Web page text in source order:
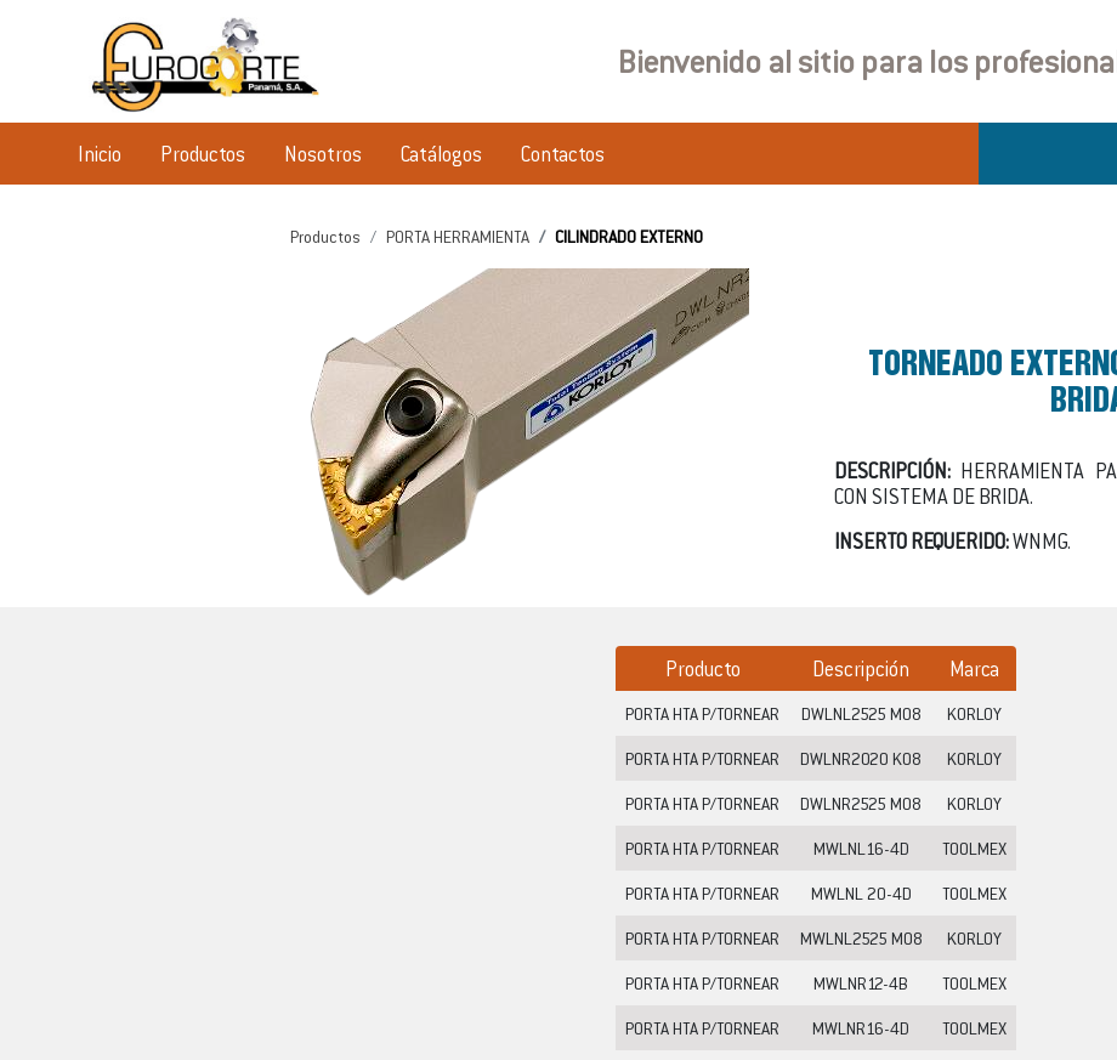
Bienvenido al sitio para los
Inicio Productos Nosotros Catálogos Contactos
Productos PORTA HERRAMIENTA CILINDRADO EXTERNO
TORNEADO
DESCRIPCIÓN: HERRAMIENTA
CON SISTEMA DE BRIDA.
INSERTO REQUERIDO:WNMG.
Producto Descripción Marca
PORTA HTA P/TORNEAR DWLNL2525 M08
KORLOY
PORTA HTA P/TORNEAR
DWLNR2020 K08
KORLOY
PORTA HTA P/TORNEAR
DWLNR2525 M08
KORLOY
PORTA HTA P/TORNEAR
MWLNL16-4D
TOOLMEX
PORTA HTA P/TORNEAR
MWLNL 20-4D
TOOLMEX
PORTA HTA P/TORNEAR
MWLNL2525 M08
KORLOY
PORTA HTA P/TORNEAR
MWLNR12-4B
TOOLMEX
PORTA HTA P/TORNEAR
MWLNR16-4D
TOOLMEX